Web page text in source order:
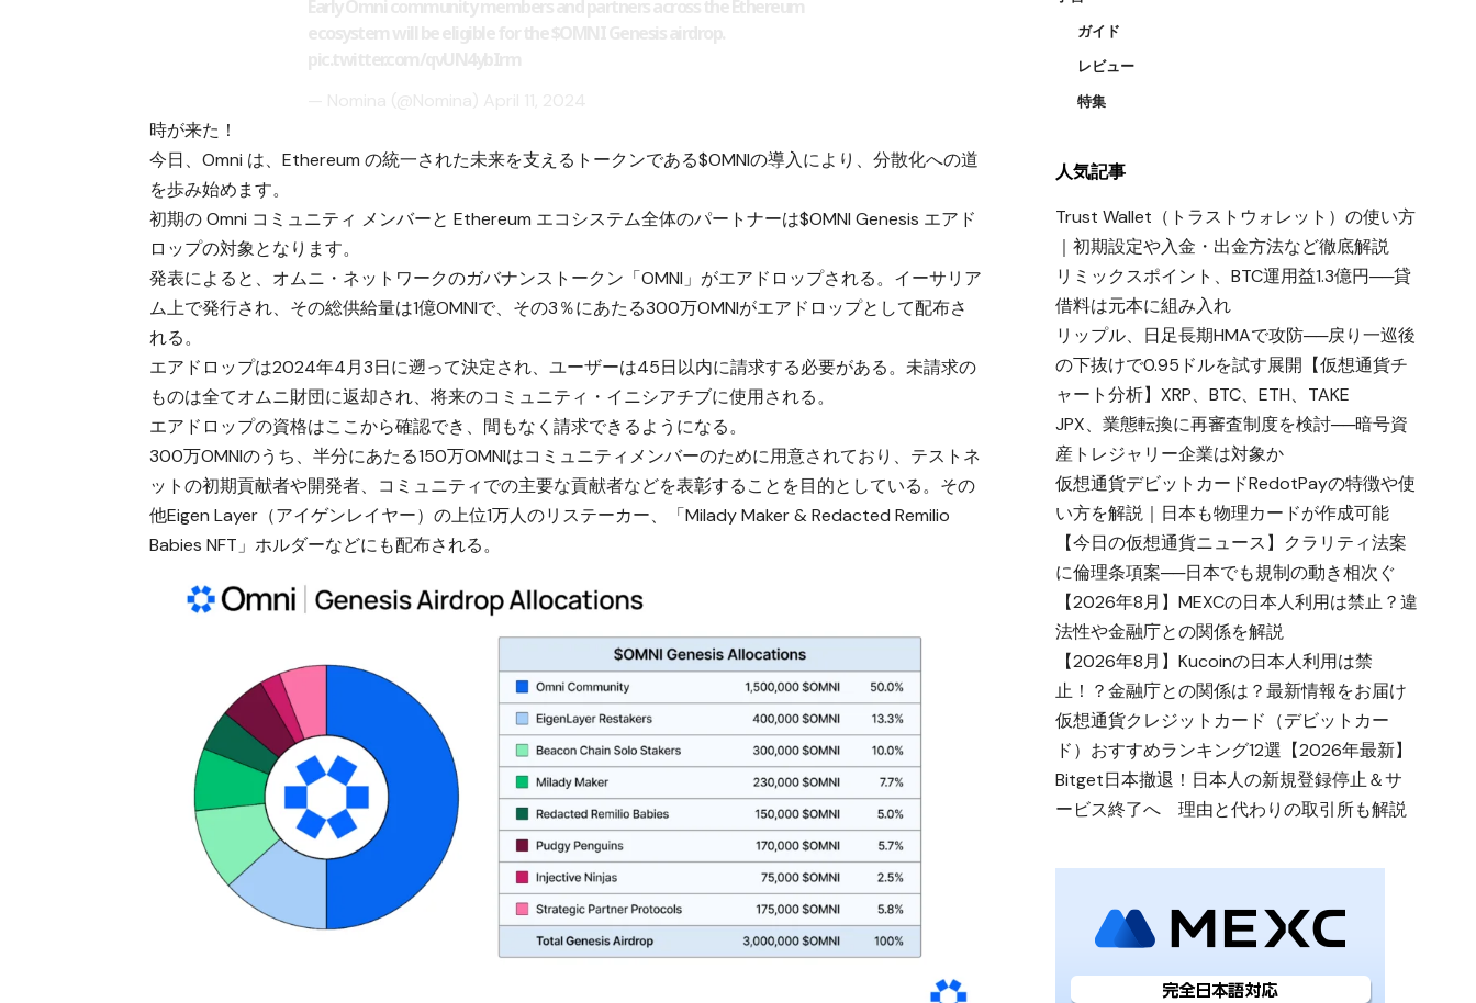
時が来た！
今日、Omni は、Ethereum の統一された未来を支えるトークンである$OMNIの導入により、分散化への道
を歩み始めます。
初期の Omni コミュニティ メンバーと Ethereum エコシステム全体のパートナーは$OMNI Genesis エアド
ロップの対象となります。
発表によると、オムニ・ネットワークのガバナンストークン「OMNI」がエアドロップされる。イーサリア
ム上で発行され、その総供給量は1億OMNIで、その3％にあたる300万OMNIがエアドロップとして配布さ
れる。
エアドロップは2024年4月3日に遡って決定され、ユーザーは45日以内に請求する必要がある。未請求の
ものは全てオムニ財団に返却され、将来のコミュニティ・イニシアチブに使用される。
エアドロップの資格はここから確認でき、間もなく請求できるようになる。
300万OMNIのうち、半分にあたる150万OMNIはコミュニティメンバーのために用意されており、テストネ
ットの初期貢献者や開発者、コミュニティでの主要な貢献者などを表彰することを目的としている。その
他Eigen Layer（アイゲンレイヤー）の上位1万人のリステーカー、「Milady Maker & Redacted Remilio
Babies NFT」ホルダーなどにも配布される。
ガイド
レビュー
特集
人気記事
Trust Wallet（トラストウォレット）の使い方
｜初期設定や入金・出金方法など徹底解説
リミックスポイント、BTC運用益1.3億円──貸
借料は元本に組み入れ
リップル、日足長期HMAで攻防──戻り一巡後
の下抜けで0.95ドルを試す展開【仮想通貨チ
ャート分析】XRP、BTC、ETH、TAKE
JPX、業態転換に再審査制度を検討──暗号資
産トレジャリー企業は対象か
仮想通貨デビットカードRedotPayの特徴や使
い方を解説｜日本も物理カードが作成可能
【今日の仮想通貨ニュース】クラリティ法案
に倫理条項案──日本でも規制の動き相次ぐ
【2026年8月】MEXCの日本人利用は禁止？違
法性や金融庁との関係を解説
【2026年8月】Kucoinの日本人利用は禁
止！？金融庁との関係は？最新情報をお届け
仮想通貨クレジットカード（デビットカー
ド）おすすめランキング12選【2026年最新】
Bitget日本撤退！日本人の新規登録停止＆サ
ービス終了へ 理由と代わりの取引所も解説